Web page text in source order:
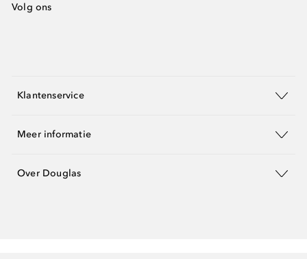
Volg ons
Klantenservice
Meer informatie
Over Douglas